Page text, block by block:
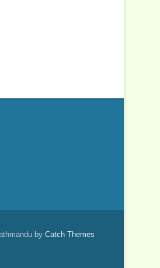
by Catch Themes